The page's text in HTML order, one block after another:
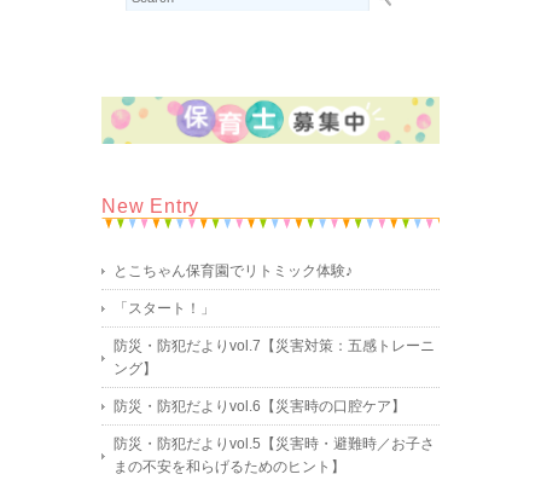
New Entry
とこちゃん保育園でリトミック体験♪
「スタート！」
防災・防犯だよりvol.7【災害対策：五感トレーニ
ング】
防災・防犯だよりvol.6【災害時の口腔ケア】
防災・防犯だよりvol.5【災害時・避難時／お子さ
まの不安を和らげるためのヒント】